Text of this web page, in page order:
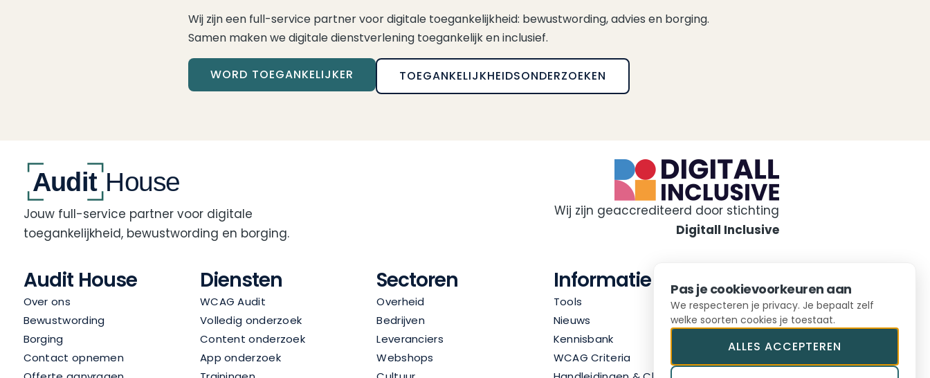
Pas je cookievoorkeuren aan
We respecteren je privacy. Je bepaalt zelf
welke soorten cookies je toestaat.
ALLES ACCEPTEREN
Wij zijn een full-service partner voor digitale toegankelijkheid: bewustwording, advies en borging.
Samen maken we digitale dienstverlening toegankelijk en inclusief.
WORD TOEGANKELIJKER TOEGANKELIJKHEIDSONDERZOEKEN
Jouw full-service partner voor digitale
toegankelijkheid, bewustwording en borging.
Wij zijn geaccrediteerd door stichting
Digitall Inclusive
Audit House
Over ons
Bewustwording
Borging
Contact opnemen
Diensten
WCAG Audit
Volledig onderzoek
Content onderzoek
App onderzoek
Sectoren
Overheid
Bedrijven
Leveranciers
Webshops
Informatie
Tools
Nieuws
Kennisbank
WCAG Criteria
Contact
Westeinde 81
2512 GV Den Haag